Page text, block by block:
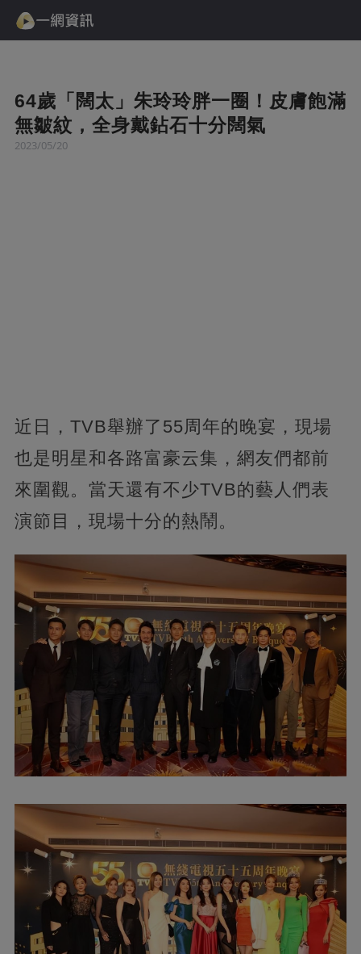
64歲「闊太」朱玲玲胖一圈！皮膚飽滿
無皺紋，全身戴鉆石十分闊氣
2023/05/20
近日，TVB舉辦了55周年的晚宴，現場
也是明星和各路富豪云集，網友們都前
來圍觀。當天還有不少TVB的藝人們表
演節目，現場十分的熱鬧。